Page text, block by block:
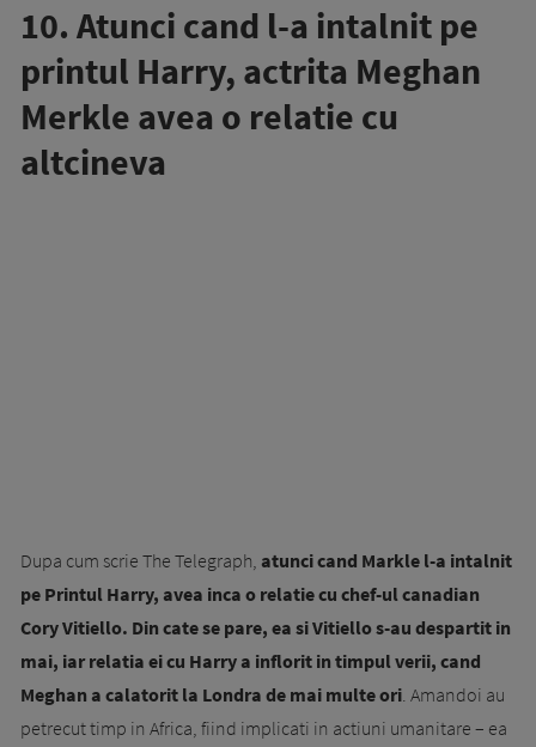
10. Atunci cand l-a intalnit pe
printul Harry, actrita Meghan
Merkle avea o relatie cu
altcineva
Dupa cum scrie The Telegraph, atunci cand Markle l-a intalnit
pe Printul Harry, avea inca o relatie cu chef-ul canadian
Cory Vitiello. Din cate se pare, ea si Vitiello s-au despartit in
mai, iar relatia ei cu Harry a inflorit in timpul verii, cand
Meghan a calatorit la Londra de mai multe ori . Amandoi au
petrecut timp in Africa, fiind implicati in actiuni umanitare – ea